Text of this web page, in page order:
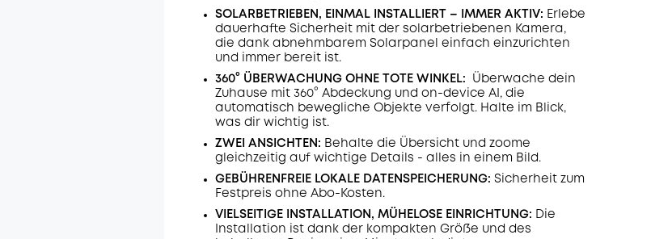
SOLARBETRIEBEN, EINMAL INSTALLIERT – IMMER AKTIV: Erlebe
dauerhafte Sicherheit mit der solarbetriebenen Kamera,
die dank abnehmbarem Solarpanel einfach einzurichten
und immer bereit ist.
360° ÜBERWACHUNG OHNE TOTE WINKEL:
Überwache dein
Zuhause mit 360° Abdeckung und on-device AI, die
automatisch bewegliche Objekte verfolgt. Halte im Blick,
was dir wichtig ist.
ZWEI ANSICHTEN: Behalte die Übersicht und zoome
gleichzeitig auf wichtige Details - alles in einem Bild.
GEBÜHRENFREIE LOKALE DATENSPEICHERUNG: Sicherheit zum
Festpreis ohne Abo-Kosten.
VIELSEITIGE INSTALLATION, MÜHELOSE EINRICHTUNG: Die
Installation ist dank der kompakten Größe und des